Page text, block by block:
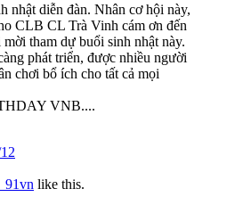
nhật diễn đàn. Nhân cơ hội này,
CLB CL Trà Vinh cám ơn đến
tham dự buổi sinh nhật này.
phát triển, được nhiều người
chơi bổ ích cho tất cả mọi
VNB....
like this.